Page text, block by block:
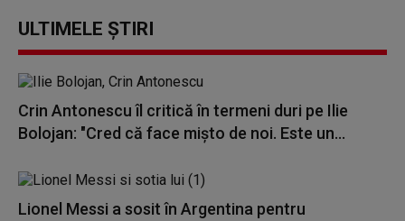
ULTIMELE ȘTIRI
Crin Antonescu îl critică în termeni duri pe Ilie
Bolojan: "Cred că face mișto de noi. Este un...
Lionel Messi a sosit în Argentina pentru